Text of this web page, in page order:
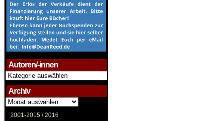
Autoren/-innen
Autoren/-
innen
Archiv
Archiv
2001-2015 /2016